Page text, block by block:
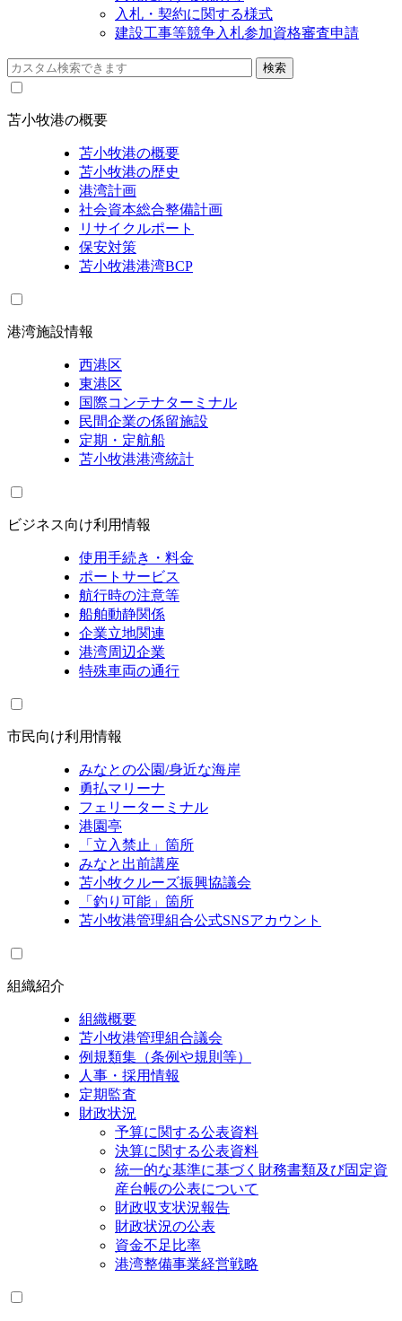
入札・契約に関する様式
建設工事等競争入札参加資格審査申請
苫小牧港の概要
苫小牧港の概要
苫小牧港の歴史
港湾計画
社会資本総合整備計画
リサイクルポート
保安対策
苫小牧港港湾BCP
港湾施設情報
西港区
東港区
国際コンテナターミナル
民間企業の係留施設
定期・定航船
苫小牧港港湾統計
ビジネス向け利用情報
使用手続き・料金
ポートサービス
航行時の注意等
船舶動静関係
企業立地関連
港湾周辺企業
特殊車両の通行
市民向け利用情報
みなとの公園/身近な海岸
勇払マリーナ
フェリーターミナル
港園亭
「立入禁止」箇所
みなと出前講座
苫小牧クルーズ振興協議会
「釣り可能」箇所
苫小牧港管理組合公式SNSアカウント
組織紹介
組織概要
苫小牧港管理組合議会
例規類集（条例や規則等）
人事・採用情報
定期監査
財政状況
予算に関する公表資料
決算に関する公表資料
統一的な基準に基づく財務書類及び固定資
産台帳の公表について
財政収支状況報告
財政状況の公表
資金不足比率
港湾整備事業経営戦略